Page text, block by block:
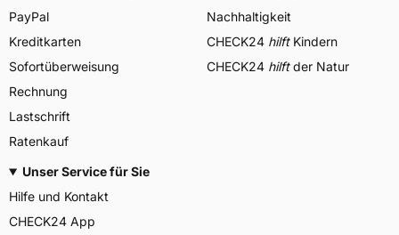
PayPal
Kreditkarten
Sofortüberweisung
Rechnung
Lastschrift
Ratenkauf
Nachhaltigkeit
CHECK24 hilftKindern
CHECK24 hilftder Natur
Unser Service für Sie
Hilfe und Kontakt
CHECK24 App